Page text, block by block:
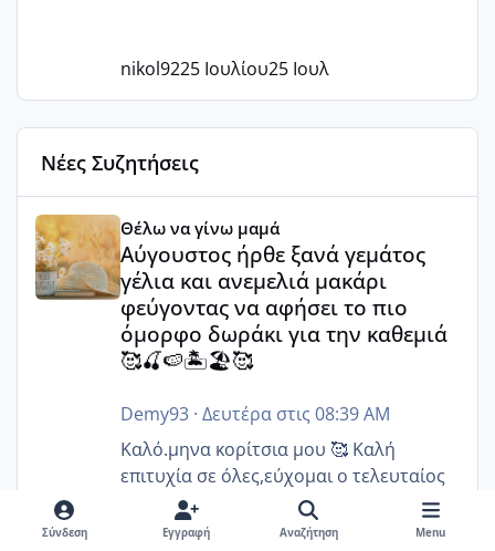
nikol9225 Ιουλίου25 Ιουλ
Νέες Συζητήσεις
Αύγουστος ήρθε ξανά γεμάτος γέλια και ανεμελιά
Θέλω να γίνω μαμά
Αύγουστος ήρθε ξανά γεμάτος
γέλια και ανεμελιά μακάρι
φεύγοντας να αφήσει το πιο
όμορφο δωράκι για την καθεμιά
🥰🍒🍉🏝️🏖️🥰
Demy93· Δευτέρα στις 08:39 AM
Καλό.μηνα κορίτσια μου 🥰 Καλή
επιτυχία σε όλες,εύχομαι ο τελευταίος
μήνας του καλοκαιριού να επιφυλάσσει
για όλες σας την πιο όμορφη έκπληξη 🧿
Σύνδεση Εγγραφή Αναζήτηση Menu